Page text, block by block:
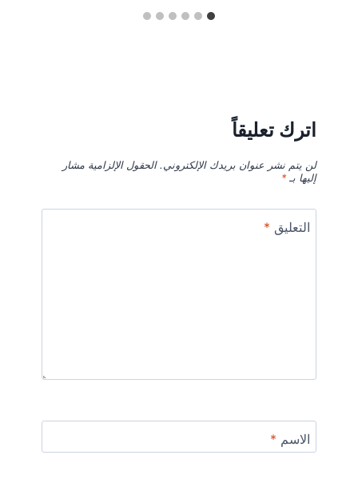
اترك تعليقاً
لن يتم نشر عنوان بريدك الإلكتروني. الحقول الإلزامية مشار
إليها بـ*
التعليق *
الاسم *